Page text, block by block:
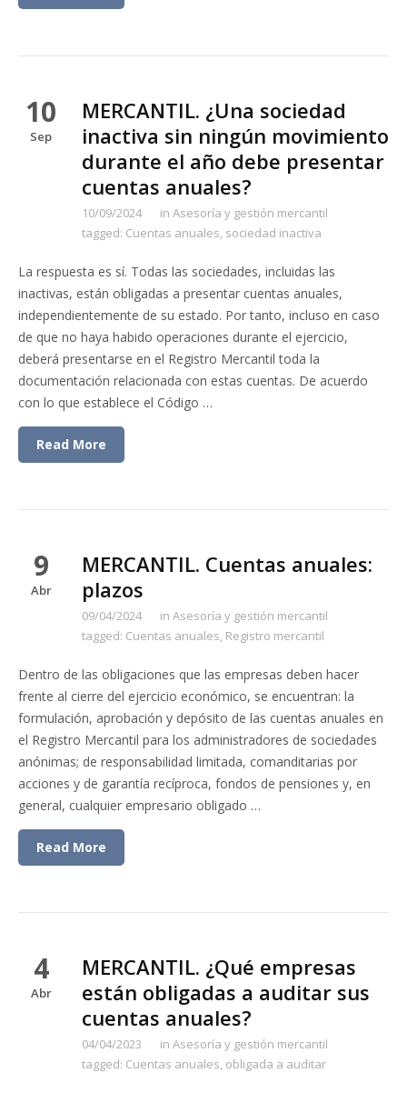
10
Sep
MERCANTIL. ¿Una sociedad
inactiva sin ningún movimiento
durante el año debe presentar
cuentas anuales?
10/09/2024 in Asesoría y gestión mercantil
tagged: Cuentas anuales, sociedad inactiva
La respuesta es sí. Todas las sociedades, incluidas las
inactivas, están obligadas a presentar cuentas anuales,
independientemente de su estado. Por tanto, incluso en caso
de que no haya habido operaciones durante el ejercicio,
deberá presentarse en el Registro Mercantil toda la
documentación relacionada con estas cuentas. De acuerdo
con lo que establece el Código …
Read More
9
Abr
MERCANTIL. Cuentas anuales:
plazos
09/04/2024 in Asesoría y gestión mercantil
tagged: Cuentas anuales, Registro mercantil
Dentro de las obligaciones que las empresas deben hacer
frente al cierre del ejercicio económico, se encuentran: la
formulación, aprobación y depósito de las cuentas anuales en
el Registro Mercantil para los administradores de sociedades
anónimas; de responsabilidad limitada, comanditarias por
acciones y de garantía recíproca, fondos de pensiones y, en
general, cualquier empresario obligado …
Read More
4
Abr
MERCANTIL. ¿Qué empresas
están obligadas a auditar sus
cuentas anuales?
04/04/2023 in Asesoría y gestión mercantil
tagged: Cuentas anuales, obligada a auditar